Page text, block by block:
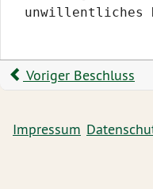
unwillentliches
Voriger Beschluss
Impressum